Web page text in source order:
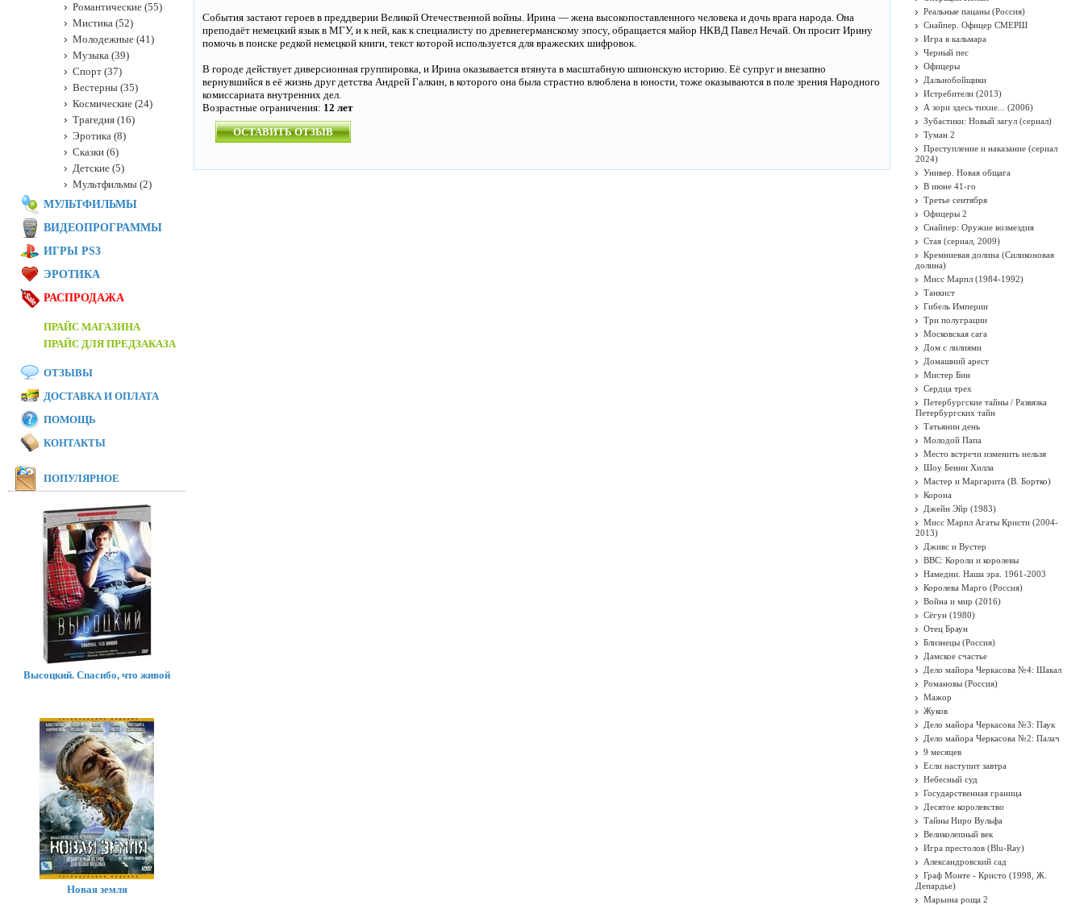
События застают героев в преддверии Великой Отечественной войны. Ирина — жена высокопоставленного человека и дочь врага народа. Она
преподаёт немецкий язык в МГУ, и к ней, как к специалисту по древнегерманскому эпосу, обращается майор НКВД Павел Нечай. Он просит Ирину
помочь в поиске редкой немецкой книги, текст которой используется для вражеских шифровок.
В городе действует диверсионная группировка, и Ирина оказывается втянута в масштабную шпионскую историю. Её супруг и внезапно
вернувшийся в её жизнь друг детства Андрей Галкин, в которого она была страстно влюблена в юности, тоже оказываются в поле зрения Народного
комиссариата внутренних дел.
Возрастные ограничения: 12 лет
ОСТАВИТЬ ОТЗЫВ
Романтические (55)
Мистика (52)
Молодежные (41)
Музыка (39)
Спорт (37)
Вестерны (35)
Космические (24)
Трагедия (16)
Эротика (8)
Сказки (6)
Детские (5)
Мультфильмы (2)
МУЛЬТФИЛЬМЫ
ВИДЕОПРОГРАММЫ
ИГРЫ PS3
ЭРОТИКА
РАСПРОДАЖА
ПРАЙС МАГАЗИНА
ПРАЙС ДЛЯ ПРЕДЗАКАЗА
ОТЗЫВЫ
ДОСТАВКА И ОПЛАТА
ПОМОЩЬ
КОНТАКТЫ
ПОПУЛЯРНОЕ
Высоцкий. Спасибо, что живой
Новая земля
Реальные пацаны (Россия)
Снайпер. Офицер СМЕРШ
Игра в кальмара
Черный пес
Офицеры
Дальнобойщики
Истребители (2013)
А зори здесь тихие... (2006)
Зубастики: Новый загул (сериал)
Туман 2
Преступление и наказание (сериал
2024)
Универ. Новая общага
В июне 41-го
Третье сентября
Офицеры 2
Снайпер: Оружие возмездия
Стая (сериал, 2009)
Кремниевая долина (Силиконовая
долина)
Мисс Марпл (1984-1992)
Танкист
Гибель Империи
Три полуграции
Московская сага
Дом с лилиями
Домашний арест
Мистер Бин
Сердца трех
Петербургские тайны / Развязка
Петербургских тайн
Татьянин день
Молодой Папа
Место встречи изменить нельзя
Шоу Бенни Хилла
Мастер и Маргарита (В. Бортко)
Корона
Джейн Эйр (1983)
Мисс Марпл Агаты Кристи (2004-
2013)
Дживс и Вустер
BBC: Короли и королевы
Намедни. Наша эра. 1961-2003
Королева Марго (Россия)
Война и мир (2016)
Сёгун (1980)
Отец Браун
Близнецы (Россия)
Дамское счастье
Дело майора Черкасова №4: Шакал
Романовы (Россия)
Мажор
Жуков
Дело майора Черкасова №3: Паук
Дело майора Черкасова №2: Палач
9 месяцев
Если наступит завтра
Небесный суд
Государственная граница
Десятое королевство
Тайны Ниро Вульфа
Великолепный век
Игра престолов (Blu-Ray)
Александровский сад
Граф Монте - Кристо (1998, Ж.
Депардье)
Марьина роща 2